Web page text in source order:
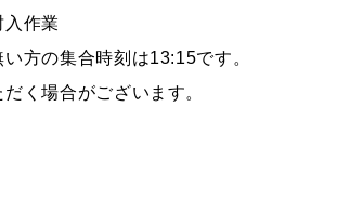
作業
方の集合時刻は13:15です。
く場合がございます。